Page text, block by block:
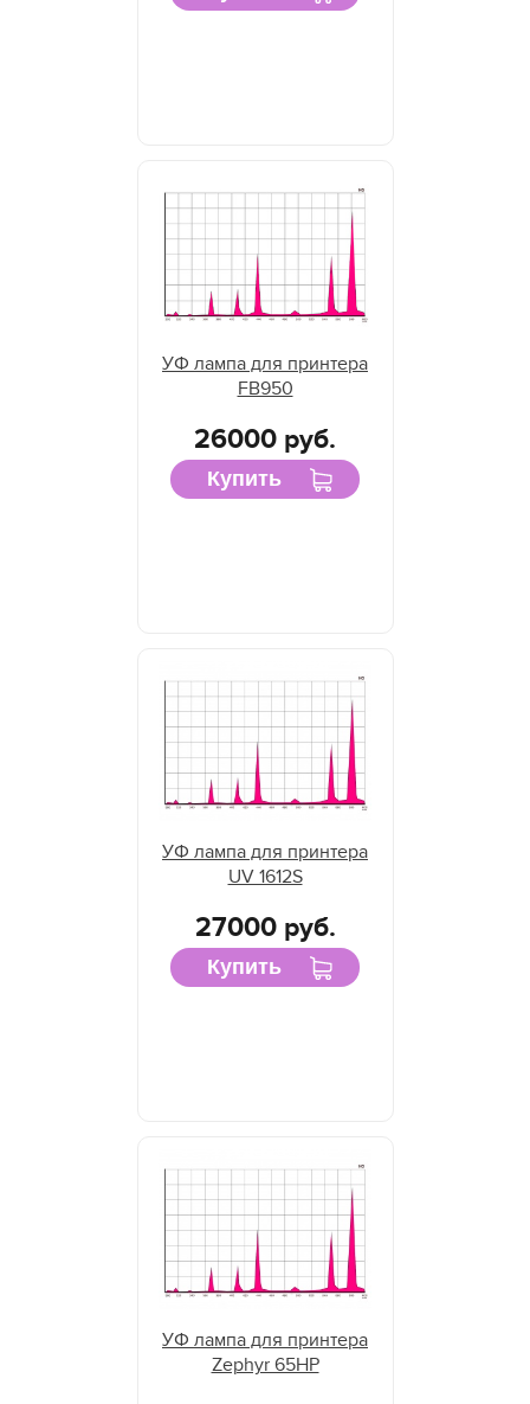
УФ лампа для принтера
FB950
26000 руб.
Купить
УФ лампа для принтера
UV 1612S
27000 руб.
Купить
УФ лампа для принтера
Zephyr 65HP